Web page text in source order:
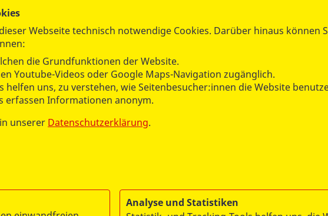
ASB-Akademie Berlin
Tel.:030 21307-137
Fax: 030 21307-119
akademie@asb-berlin.de
Webseite technisch notwendige Cookies. Darüber hinaus können
die Grundfunktionen der Website.
Youtube-Videos oder Google Maps-Navigation zugänglich.
helfen uns, zu verstehen, wie Seitenbesucher:innen die Website
erfassen Informationen anonym.
unserer Datenschutzerklärung.
Analyse und Statistiken